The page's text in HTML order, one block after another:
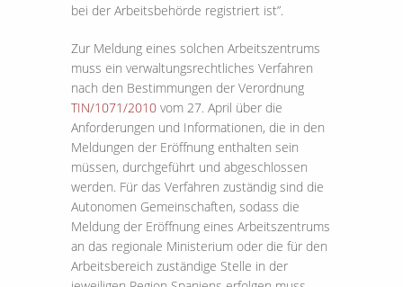
bei der Arbeitsbehörde registriert ist”.
Zur Meldung eines solchen Arbeitszentrums
muss ein verwaltungsrechtliches Verfahren
nach den Bestimmungen der Verordnung
TIN/1071/2010 vom 27. April über die
Anforderungen und Informationen, die in den
Meldungen der Eröffnung enthalten sein
müssen, durchgeführt und abgeschlossen
werden. Für das Verfahren zuständig sind die
Autonomen Gemeinschaften, sodass die
Meldung der Eröffnung eines Arbeitszentrums
an das regionale Ministerium oder die für den
Arbeitsbereich zuständige Stelle in der